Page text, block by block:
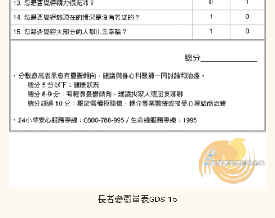
長者憂鬱量表GDS-15